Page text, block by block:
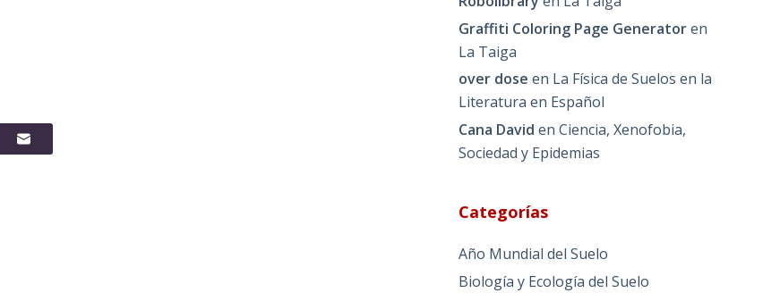
Graffiti Coloring Page Generatoren
La Taiga
over dose en La Física de Suelos en la
Literatura en Español
Cana David enCiencia, Xenofobia,
Sociedad y Epidemias
Categorías
Año Mundial del Suelo
Biología y Ecología del Suelo